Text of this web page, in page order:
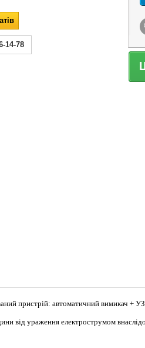
14-78
пристрій: автоматичний вимикач +
від ураження електрострумом